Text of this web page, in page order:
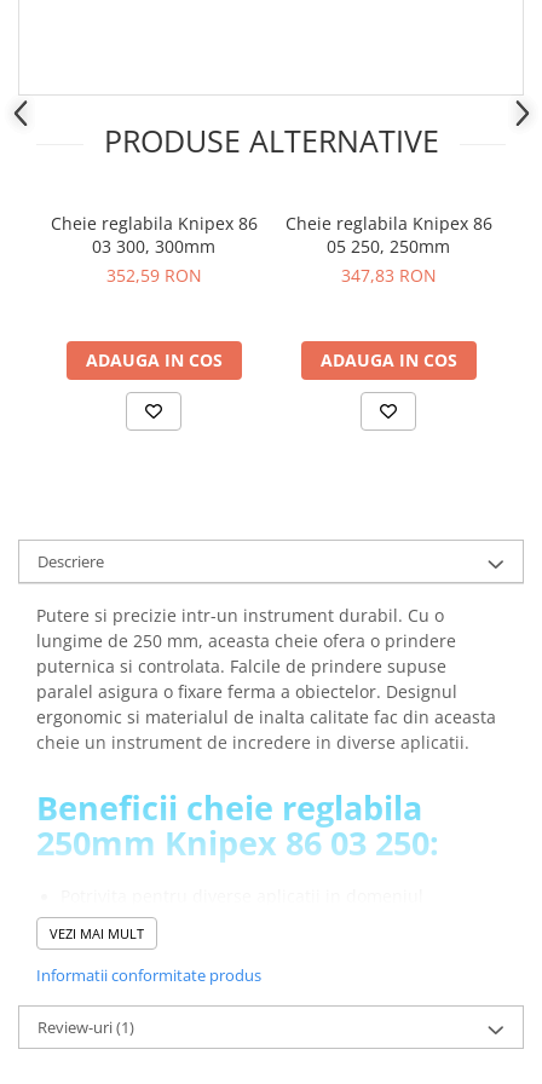
Senzori Electronici
Componente Electronice
Acumulatori si Baterii
Acumulatori
Contoare si Relee Electrice
Sigurante Automate
Sigurante Fuzibile
arc electric
Descarcatoare de Supratensiune
Contactoare
Blocuri de Distributie
Tablouri Electrice
Accesorii Tablouri Electrice
Stabilizatoare de Tensiune
Banda Izolatoare
Panouri Fotovoltaice
Intrerupatoare Smart
Prize Inteligente
Camere Supraveghere
PRODUSE ALTERNATIVE
Cheie reglabila Knipex 86
03 300, 300mm
352,59 RON
ADAUGA IN COS
Cheie reglabila Knipex 86
05 250, 250mm
347,83 RON
ADAUGA IN COS
Descriere
Putere si precizie intr-un instrument durabil. Cu o
lungime de 250 mm, aceasta cheie ofera o prindere
puternica si controlata. Falcile de prindere supuse
paralel asigura o fixare ferma a obiectelor. Designul
ergonomic si materialul de inalta calitate fac din aceasta
cheie un instrument de incredere in diverse aplicatii.
Beneficii cheie reglabila
250mm Knipex 86 03 250:
profesional si casnic
Capacitatea excelenta de a prinde, tine, apasa si indoi
piese.
ajustare.
Manerul ergonomic ofera o manipularea precisa a
VEZI MAI MULT
Informatii conformitate produs
Review-uri(1)